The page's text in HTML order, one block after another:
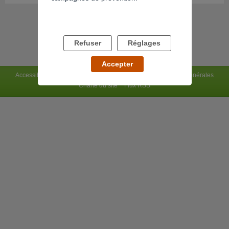
Accessibilité : non conforme
Conditions générales
Charte du site
Flux RSS
Refuser Réglages
Accepter